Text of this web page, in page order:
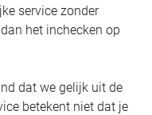
service zonder
het inchecken op
dat we gelijk uit de
betekent niet dat je